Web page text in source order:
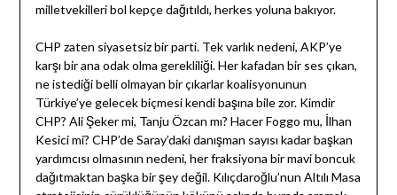
milletvekilleri bol kepçe dağıtıldı, herkes yoluna bakıyor.
CHP zaten siyasetsiz bir parti. Tek varlık nedeni, AKP’ye
karşı bir ana odak olma gerekliliği. Her kafadan bir ses çıkan,
ne istediği belli olmayan bir çıkarlar koalisyonunun
Türkiye’ye gelecek biçmesi kendi başına bile zor. Kimdir
CHP? Ali Şeker mi, Tanju Özcan mı? Hacer Foggo mu, İlhan
Kesici mi? CHP’de Saray’daki danışman sayısı kadar başkan
yardımcısı olmasının nedeni, her fraksiyona bir mavi boncuk
dağıtmaktan başka bir şey değil. Kılıçdaroğlu’nun Altılı Masa